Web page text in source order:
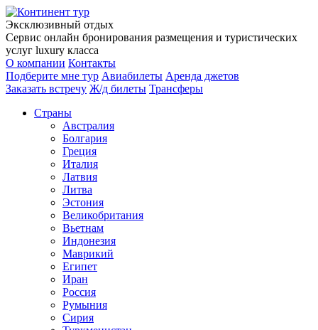
Эксклюзивный отдых
Сервис онлайн бронирования размещения и туристических
услуг luxury класса
О компании Контакты
Подберите мне тур Авиабилеты Аренда джетов
Заказать встречу Ж/д билеты Трансферы
Страны
Австралия
Болгария
Греция
Италия
Латвия
Литва
Эстония
Великобритания
Вьетнам
Индонезия
Маврикий
Египет
Иран
Россия
Румыния
Сирия